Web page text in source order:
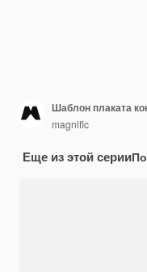
Шаблон плаката
magnific
Еще из этой серии